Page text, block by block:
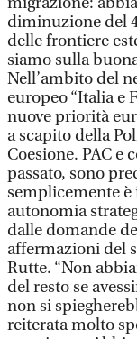
diminuzione del
delle frontiere
siamo sulla
Nell’ambito del
europeo “Italia e
nuove priorità
a scapito della
Coesione. PAC e
passato, sono
semplicemente
autonomia
dalle domande
affermazioni del
Rutte. “Non
del resto se
non si
reiterata molto